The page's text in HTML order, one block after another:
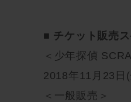
■ チケット販売
＜少年探偵
2018年11月23日
＜一般販売＞